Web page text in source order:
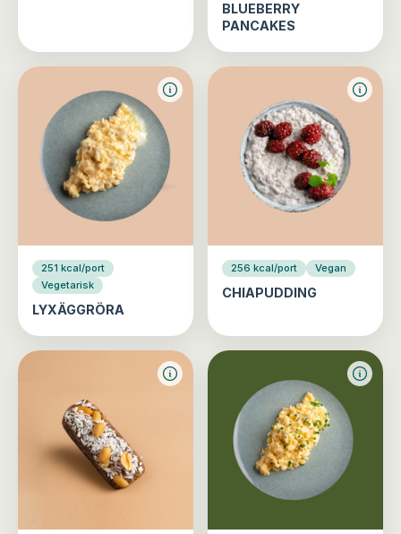
BLUEBERRY
PANCAKES
251 kcal/port
Vegetarisk
LYXÄGGRÖRA
256 kcal/port Vegan
CHIAPUDDING